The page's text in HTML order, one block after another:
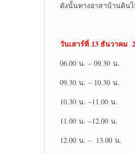
ดังนั้นทางอาสาบ้านดินไ
วันเสาร์ที่ 13 ธันวาคม
06.00 น. – 09.30
09.30 น. – 10.30 น.
10.30 น. –11.00
11.00 น. –12.00 น
12.00 น. – 13.00 น